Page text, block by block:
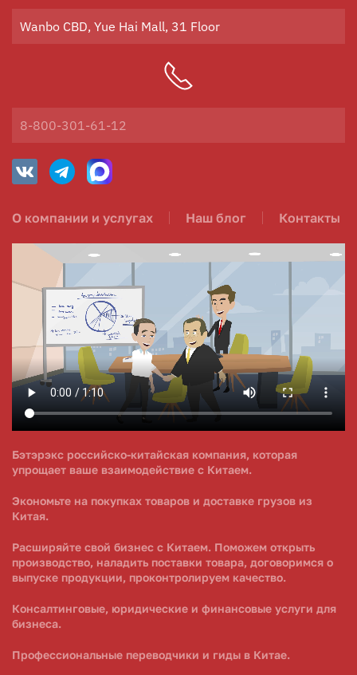
Wanbo CBD, Yue Hai Mall, 31 Floor
8-800-301-61-12
О компании и услугах Наш блог Контакты
Бэтэрэкс российско-китайская компания, которая
упрощает ваше взаимодействие с Китаем.
Экономьте на покупках товаров и доставке грузов из
Китая.
Расширяйте свой бизнес с Китаем. Поможем открыть
производство, наладить поставки товара, договоримся о
выпуске продукции, проконтролируем качество.
Консалтинговые, юридические и финансовые услуги для
бизнеса.
Профессиональные переводчики и гиды в Китае.